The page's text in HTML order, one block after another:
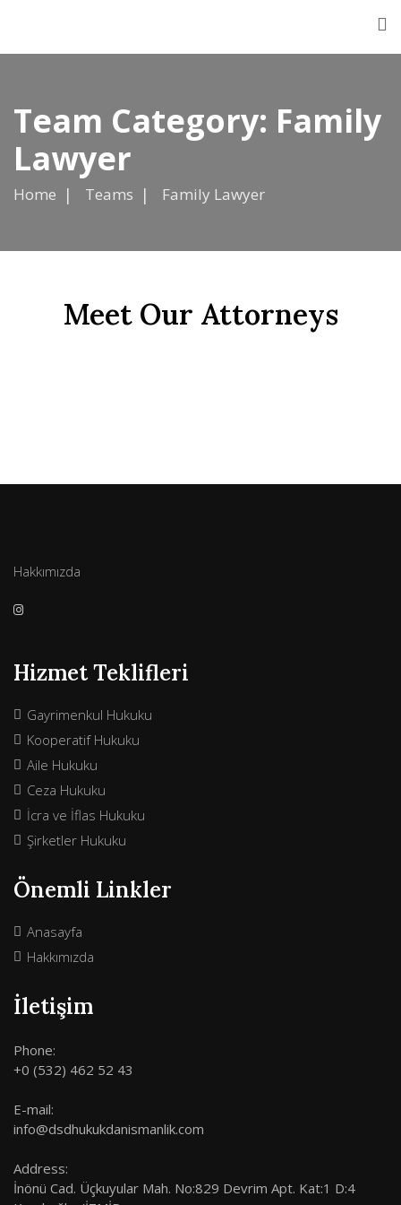
Team Category: Family
Lawyer
Home Teams Family Lawyer
Meet Our Attorneys
Cenk Aydemir
Hakkımızda
Hizmet Teklifleri
Gayrimenkul Hukuku
Kooperatif Hukuku
Aile Hukuku
Ceza Hukuku
İcra ve İflas Hukuku
Şirketler Hukuku
Önemli Linkler
Anasayfa
Hakkımızda
İletişim
Phone:
+0 (532) 462 52 43
E-mail:
info@dsdhukukdanismanlik.com
Address:
İnönü Cad. Üçkuyular Mah. No:829 Devrim Apt. Kat:1 D:4